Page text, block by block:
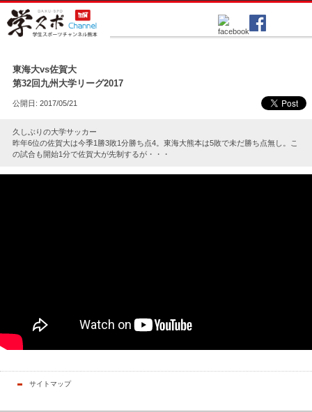
各種スポーツ
東海大vs佐賀大
第32回九州大学リーグ2017
公開日: 2017/05/21
久しぶりの大学サッカー
昨年6位の佐賀大は今季1勝3敗1分勝ち点4。東海大熊本は5敗で未だ勝ち点無し。こ
の試合も開始1分で佐賀大が先制するが・・・
サイトマップ